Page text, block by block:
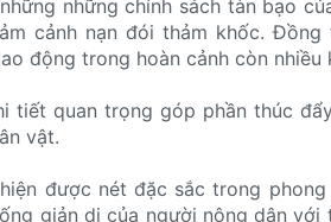
những chính sách tàn bạo
cảnh nạn đói thảm khốc.
động trong hoàn cảnh còn nhiều
tiết quan trọng góp phần thúc
vật.
được nét đặc sắc trong
giản dị của người nông dân